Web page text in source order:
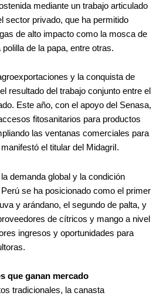
mediante un trabajo articulado
sector privado, que ha permitido
de alto impacto como la mosca de
de la papa, entre otras.
y la conquista de
resultado del trabajo conjunto entre el
Este año, con el apoyo del Senasa,
fitosanitarios para productos
las ventanas comerciales para
el titular del MidagriI.
demanda global y la condición
se ha posicionado como el primer
y arándano, el segundo de palta, y
de cítricos y mango a nivel
ingresos y oportunidades para
que ganan mercado
tradicionales, la canasta